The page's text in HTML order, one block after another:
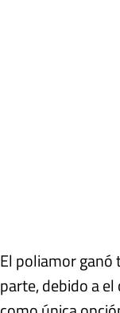
El poliamor
parte, debido a